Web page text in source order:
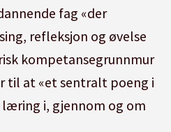
fag «der
refleksjon og øvelse
kompetansegrunnmur
til at «et sentralt poeng i
i, gjennom og om